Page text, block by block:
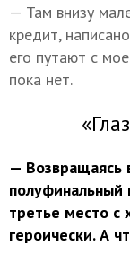
— Там внизу
кредит,
его путают с
пока нет.
— Возвращаясь
полуфинальный
третье место с
героически. А